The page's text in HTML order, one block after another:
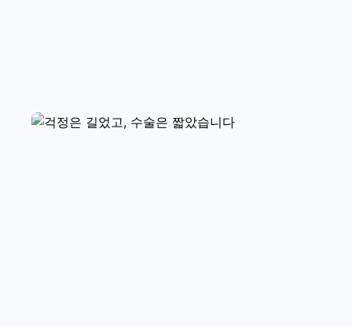
자고 일어났더니 모두 끝나 있었습니
다